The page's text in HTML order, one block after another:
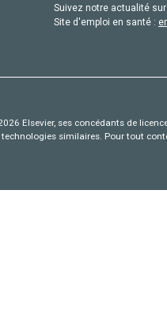
Suivez notre actualité
Site d'emploi en santé :
Elsevier, ses concédants de
similaires. Pour tout